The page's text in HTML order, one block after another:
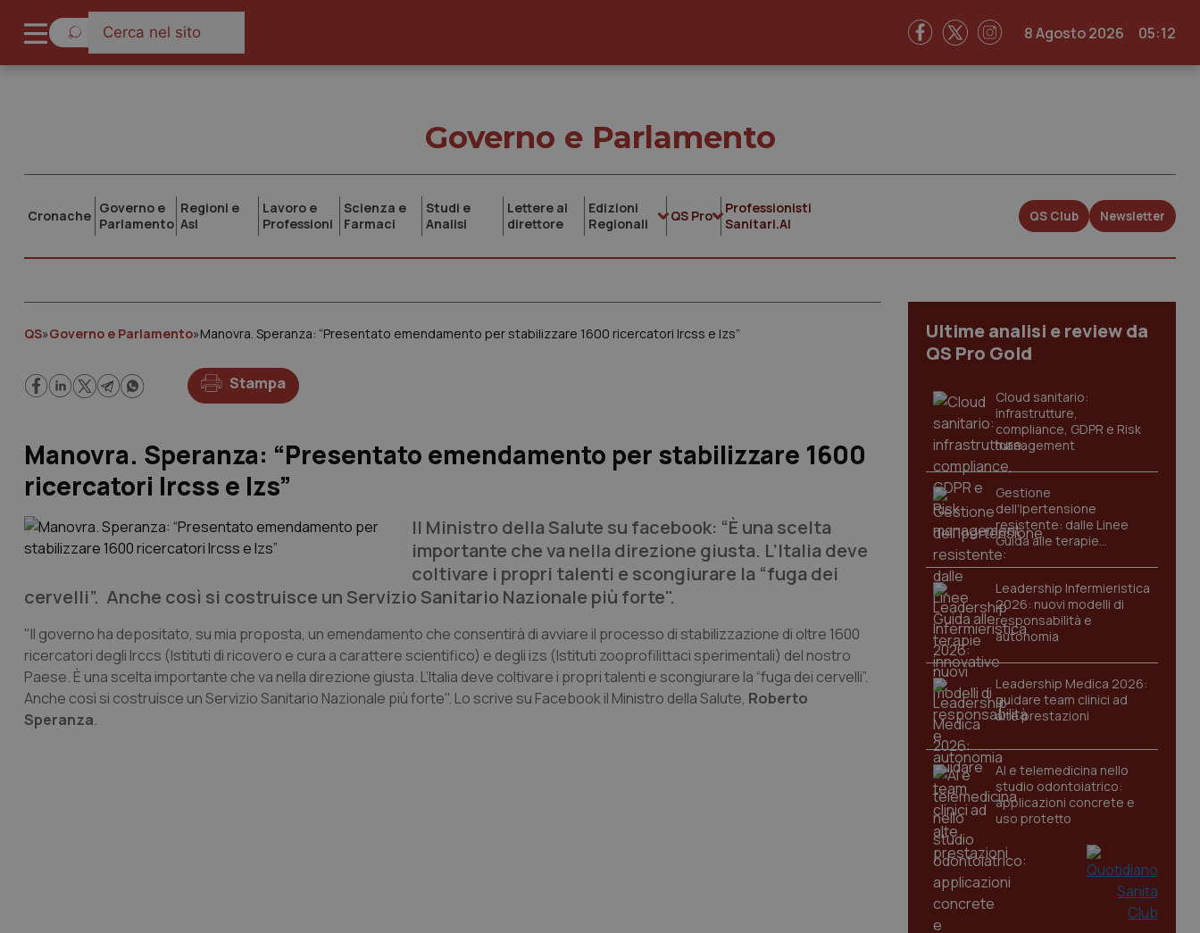
8 Agosto 2026 05:12
Governo e Parlamento
Cronache Governo e
Parlamento
Regioni e
Asl
Lavoro e
Professioni
Scienza e
Farmaci
Studi e
Analisi
Lettere al
direttore
Edizioni
Regionali
QS Pro
Professionisti
Sanitari.AI
QS Club Newsletter
QS»Governo e Parlamento»Manovra. Speranza: “Presentato emendamento per stabilizzare 1600 ricercatori Ircss e Izs”
Stampa
Manovra. Speranza: “Presentato emendamento per stabilizzare 1600
ricercatori Ircss e Izs”
Il Ministro della Salute su facebook: “È una scelta
importante che va nella direzione giusta. L’Italia deve
coltivare i propri talenti e scongiurare la “fuga dei
cervelli”. Anche così si costruisce un Servizio Sanitario Nazionale più forte".
"Il governo ha depositato, su mia proposta, un emendamento che consentirà di avviare il processo di stabilizzazione di oltre 1600
ricercatori degli Irccs (Istituti di ricovero e cura a carattere scientifico) e degli izs (Istituti zooprofilittaci sperimentali) del nostro
Paese. È una scelta importante che va nella direzione giusta. L’Italia deve coltivare i propri talenti e scongiurare la “fuga dei cervelli”.
Anche così si costruisce un Servizio Sanitario Nazionale più forte". Lo scrive su Facebook il Ministro della Salute, Roberto
Speranza.
Ultime analisi e review da
QS Pro Gold
Cloud sanitario:
infrastrutture,
compliance, GDPR e Risk
management
Gestione
dell'Ipertensione
resistente: dalle Linee
Guida alle terapie
innovative
Leadership Infermieristica
2026: nuovi modelli di
responsabilità e
autonomia
Leadership Medica 2026:
guidare team clinici ad
alte prestazioni
AI e telemedicina nello
studio odontoiatrico:
applicazioni concrete e
uso protetto